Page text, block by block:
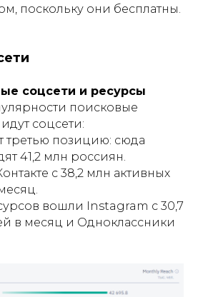
поскольку они бесплатны.
соцсети и ресурсы
поисковые
соцсети:
третью позицию: сюда
41,2 млн россиян.
с 38,2 млн активных
вошли Instagram c 30,7
в месяц и Одноклассники